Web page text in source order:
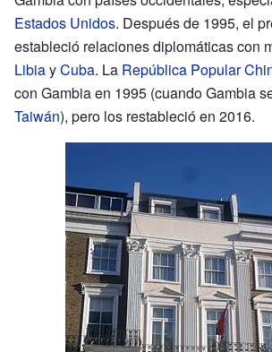
Estados Unidos. Después de 1995, el
estableció relaciones diplomáticas con
LibiayCuba. La República Popular
con Gambia en 1995 (cuando Gambia
Taiwán), pero los restableció en 2016.